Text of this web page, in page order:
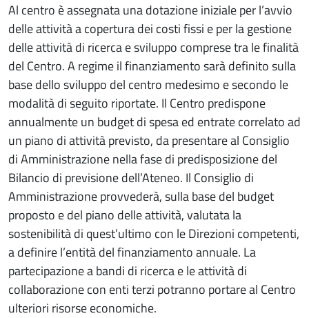
Al centro è assegnata una dotazione iniziale per l’avvio
delle attività a copertura dei costi fissi e per la gestione
delle attività di ricerca e sviluppo comprese tra le finalità
del Centro. A regime il finanziamento sarà definito sulla
base dello sviluppo del centro medesimo e secondo le
modalità di seguito riportate. Il Centro predispone
annualmente un budget di spesa ed entrate correlato ad
un piano di attività previsto, da presentare al Consiglio
di Amministrazione nella fase di predisposizione del
Bilancio di previsione dell’Ateneo. Il Consiglio di
Amministrazione provvederà, sulla base del budget
proposto e del piano delle attività, valutata la
sostenibilità di quest’ultimo con le Direzioni competenti,
a definire l’entità del finanziamento annuale. La
partecipazione a bandi di ricerca e le attività di
collaborazione con enti terzi potranno portare al Centro
ulteriori risorse economiche.